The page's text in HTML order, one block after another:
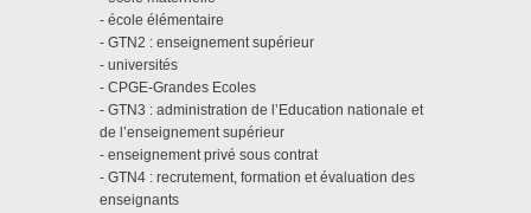
- école élémentaire
- GTN2 : enseignement supérieur
- universités
- CPGE-Grandes Ecoles
- GTN3 : administration de l’Education nationale et
de l’enseignement supérieur
- enseignement privé sous contrat
- GTN4 : recrutement, formation et évaluation des
enseignants